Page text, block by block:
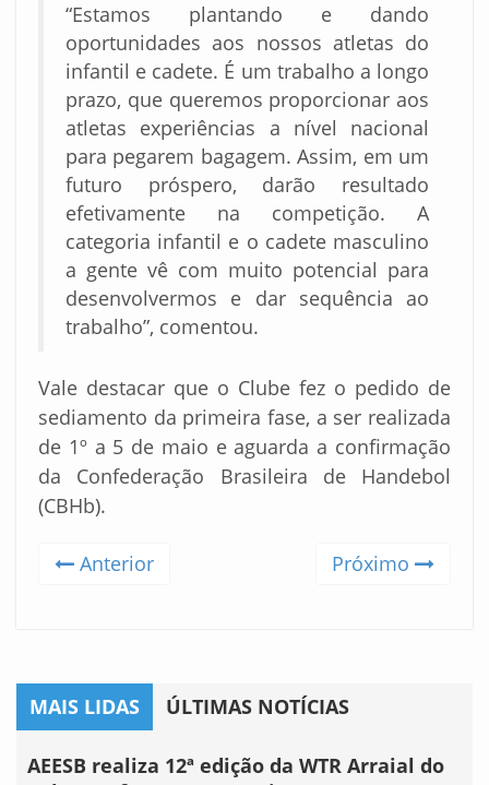
“Estamos plantando e dando
oportunidades aos nossos atletas do
infantil e cadete. É um trabalho a longo
prazo, que queremos proporcionar aos
atletas experiências a nível nacional
para pegarem bagagem. Assim, em um
futuro próspero, darão resultado
efetivamente na competição. A
categoria infantil e o cadete masculino
a gente vê com muito potencial para
desenvolvermos e dar sequência ao
trabalho”, comentou.
Vale destacar que o Clube fez o pedido de
sediamento da primeira fase, a ser realizada
de 1º a 5 de maio e aguarda a confirmação
da Confederação Brasileira de Handebol
(CBHb).
Anterior Próximo
MAIS LIDAS ÚLTIMAS NOTÍCIAS
AEESB realiza 12ª edição da WTR Arraial do